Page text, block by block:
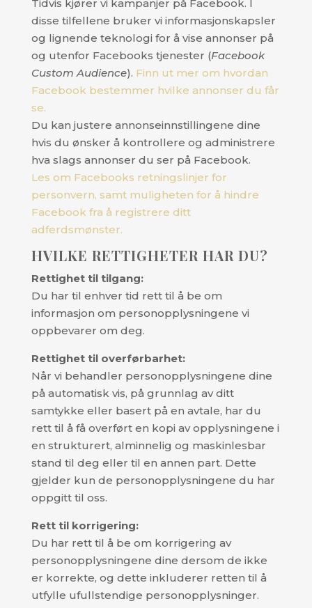
Tidvis kjører vi kampanjer på Facebook. I
disse tilfellene bruker vi informasjonskapsler
og lignende teknologi for å vise annonser på
og utenfor Facebooks tjenester (Facebook
Custom Audience). Finn ut mer om hvordan
Facebook bestemmer hvilke annonser du får
se.
Du kan justere annonseinnstillingene dine
hvis du ønsker å kontrollere og administrere
hva slags annonser du ser på Facebook.
Les om Facebooks retningslinjer for
personvern, samt muligheten for å hindre
Facebook fra å registrere ditt
adferdsmønster.
HVILKE RETTIGHETER HAR DU?
Rettighet til tilgang:
Du har til enhver tid rett til å be om
informasjon om personopplysningene vi
oppbevarer om deg.
Rettighet til overførbarhet:
Når vi behandler personopplysningene dine
på automatisk vis, på grunnlag av ditt
samtykke eller basert på en avtale, har du
rett til å få overført en kopi av opplysningene i
en strukturert, alminnelig og maskinlesbar
stand til deg eller til en annen part. Dette
gjelder kun de personopplysningene du har
oppgitt til oss.
Rett til korrigering:
Du har rett til å be om korrigering av
personopplysningene dine dersom de ikke
er korrekte, og dette inkluderer retten til å
utfylle ufullstendige personopplysninger.